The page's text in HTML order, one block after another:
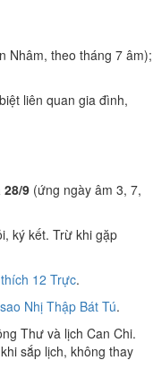
Nhâm, theo tháng 7 âm);
liên quan gia đình,
28/9 (ứng ngày âm 3, 7,
ký kết. Trừ khi gặp
12 Trực.
Nhị Thập Bát Tú.
Thư và lịch Can Chi.
sắp lịch, không thay